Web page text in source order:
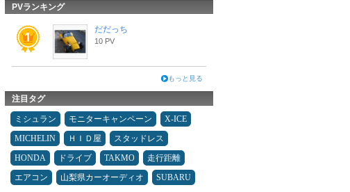
PVランキング
だだっち
10 PV
もっと見る
注目タグ
ミシュラン モニターキャンペーン
X-ICE
MICHELIN
ＨＩＤ屋
スタッドレス
HONDA
ドライブ TAKMO
走行距離
エアコン
山梨県カーオーディオ SUBARU